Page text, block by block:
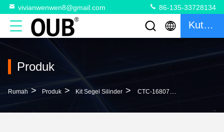
vivianwenwen8@gmail.com 86-135-33728134
Kutipan
Produk
Rumah > Produk > Kit Segel Silinder > CTC-1680759 CTC-1373764 Boom Bucket Cylinder Seal Kit Untuk Excavator NBR Bahan PU CTC-1163612